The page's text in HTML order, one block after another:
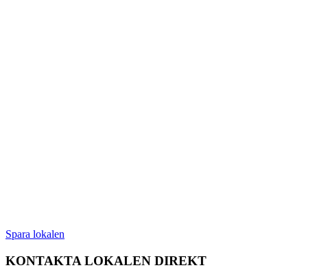
Spara lokalen
KONTAKTA LOKALEN DIREKT